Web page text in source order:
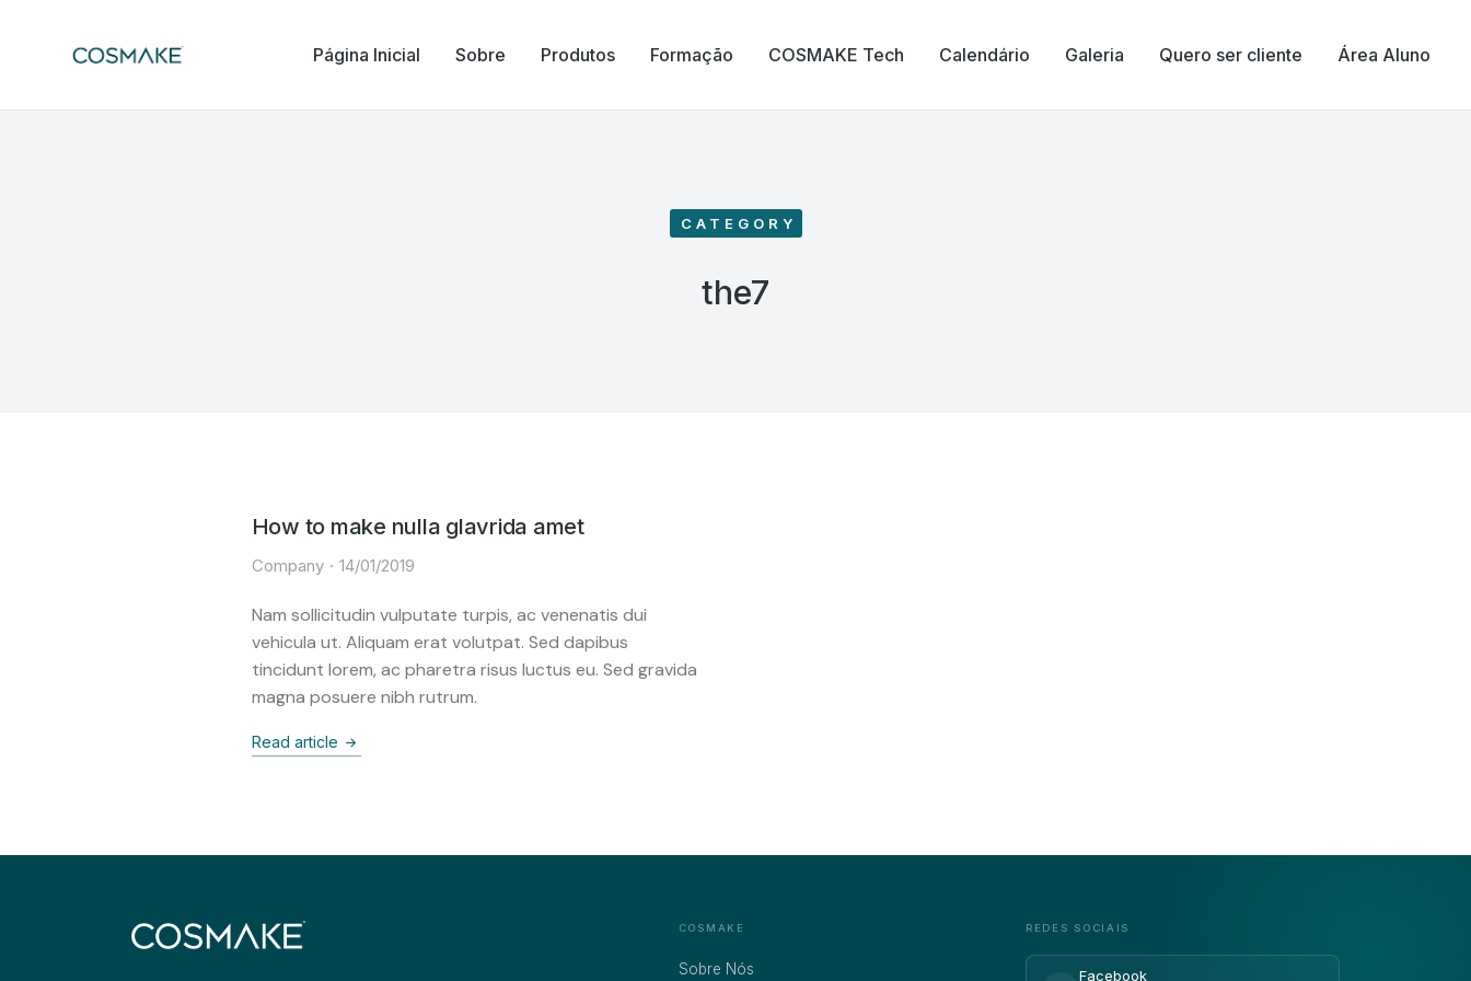
Página Inicial Sobre Produtos Formação COSMAKE Tech Calendário Galeria Quero ser cliente Área Aluno
CATEGORY
the7
How to make nulla glavrida amet
Company 14/01/2019
Nam sollicitudin vulputate turpis, ac venenatis dui
vehicula ut. Aliquam erat volutpat. Sed dapibus
tincidunt lorem, ac pharetra risus luctus eu. Sed gravida
magna posuere nibh rutrum.
Read article
COSMAKE
Sobre Nós
REDES SOCIAIS
Facebook